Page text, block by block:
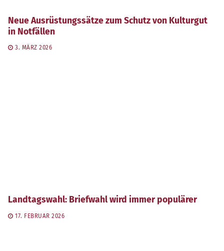
Neue Ausrüstungssätze zum Schutz von Kulturgut
in Notfällen
3. MÄRZ 2026
Landtagswahl: Briefwahl wird immer populärer
17. FEBRUAR 2026